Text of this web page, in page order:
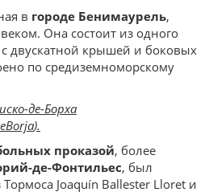
в городе Бенимаурель,
Она состоит из одного
двускатной крышей и боковых
по средиземноморскому
де-Борха
Borja).
проказой, более
де-Фонтильес, был
Joaquín Ballester Lloret и